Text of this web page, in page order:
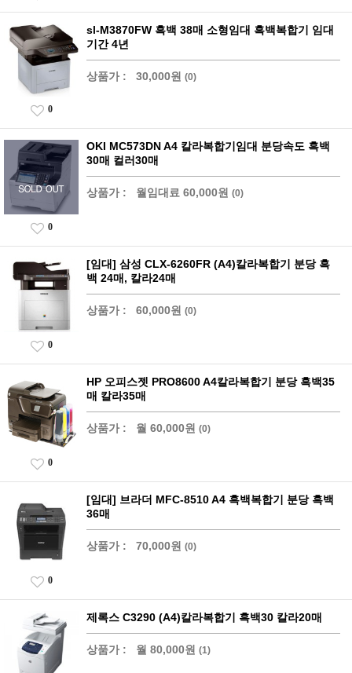
sl-M3870FW 흑백 38매 소형임대 흑백복합기 임대
기간 4년
상품가 : 30,000원 (0)
0
OKI MC573DN A4 칼라복합기임대 분당속도 흑백
30매 컬러30매
상품가 : 월임대료 60,000원 (0)
0
[임대] 삼성 CLX-6260FR (A4)칼라복합기 분당 흑
백 24매, 칼라24매
상품가 : 60,000원 (0)
0
HP 오피스젯 PRO8600 A4칼라복합기 분당 흑백35
매 칼라35매
상품가 : 월 60,000원 (0)
0
[임대] 브라더 MFC-8510 A4 흑백복합기 분당 흑백
36매
상품가 : 70,000원 (0)
0
제록스 C3290 (A4)칼라복합기 흑백30 칼라20매
상품가 : 월 80,000원 (1)